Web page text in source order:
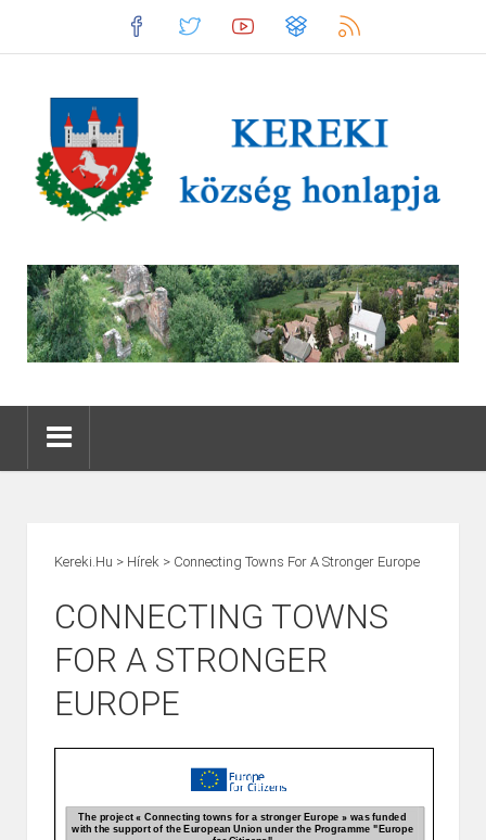
Kereki.hu > Hírek > Connecting Towns For A Stronger Europe
CONNECTING TOWNS
FOR A STRONGER
EUROPE